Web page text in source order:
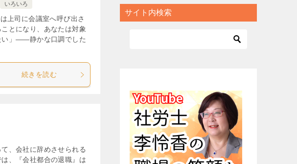
いろいろ
上司に会議室へ呼び出さ
とになり、あなたは対象
い」――静かな口調でした
続きを読む
、会社に辞めさせられる
、『会社都合の退職』は
サイト内検索